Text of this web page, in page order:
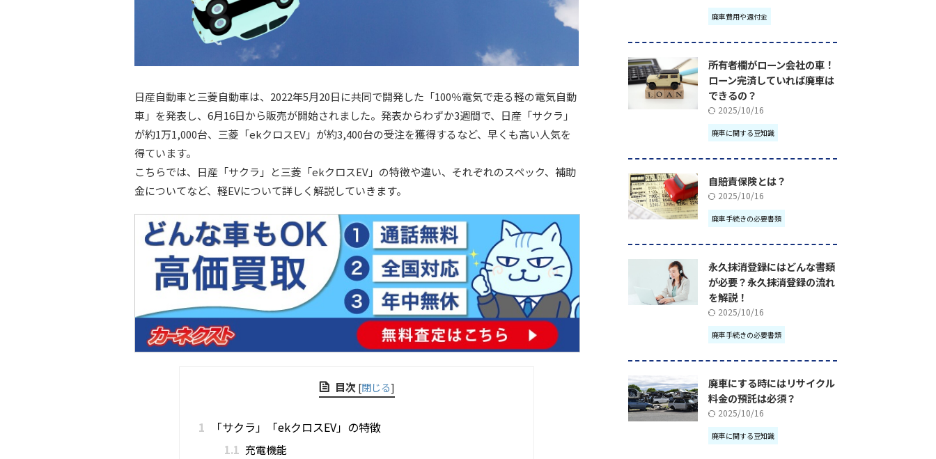
日産自動車と三菱自動車は、2022年5月20日に共同で開発した「100％電気で走る軽の電気自動
車」を発表し、6月16日から販売が開始されました。発表からわずか3週間で、日産「サクラ」
が約1万1,000台、三菱「ekクロスEV」が約3,400台の受注を獲得するなど、早くも高い人気を
得ています。
こちらでは、日産「サクラ」と三菱「ekクロスEV」の特徴や違い、それぞれのスペック、補助
金についてなど、軽EVについて詳しく解説していきます。
目次 [閉じる]
1 「サクラ」「ekクロスEV」の特徴
1.1 充電機能
廃車費用や還付金
所有者欄がローン会社の車！
ローン完済していれば廃車は
できるの？
2025/10/16
廃車に関する豆知識
自賠責保険とは？
2025/10/16
廃車手続きの必要書類
永久抹消登録にはどんな書類
が必要？永久抹消登録の流れ
を解説！
2025/10/16
廃車手続きの必要書類
廃車にする時にはリサイクル
料金の預託は必須？
2025/10/16
廃車に関する豆知識